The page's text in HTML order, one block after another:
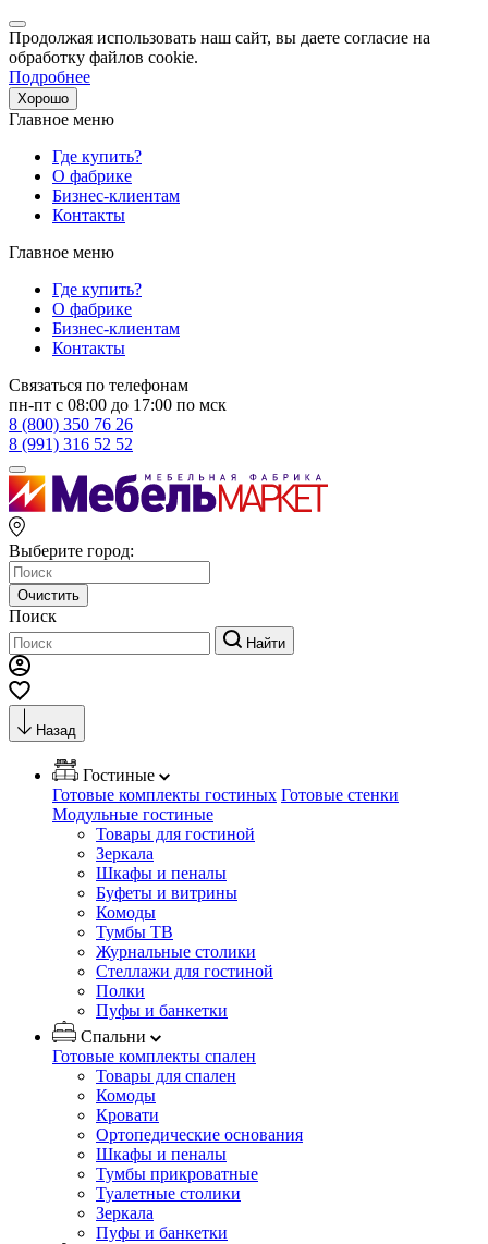
Продолжая использовать наш сайт, вы даете согласие на
обработку файлов cookie.
Подробнее
Хорошо
Главное меню
Где купить?
О фабрике
Бизнес-клиентам
Контакты
Главное меню
Где купить?
О фабрике
Бизнес-клиентам
Контакты
Связаться по телефонам
пн-пт с 08:00 до 17:00 по мск
8 (800) 350 76 26
8 (991) 316 52 52
Выберите город:
Очистить
Поиск
Найти
Назад
Гостиные
Готовые комплекты гостиных Готовые стенки
Модульные гостиные
Товары для гостиной
Зеркала
Шкафы и пеналы
Буфеты и витрины
Комоды
Тумбы ТВ
Журнальные столики
Стеллажи для гостиной
Полки
Пуфы и банкетки
Спальни
Готовые комплекты спален
Товары для спален
Комоды
Кровати
Ортопедические основания
Шкафы и пеналы
Тумбы прикроватные
Туалетные столики
Зеркала
Пуфы и банкетки